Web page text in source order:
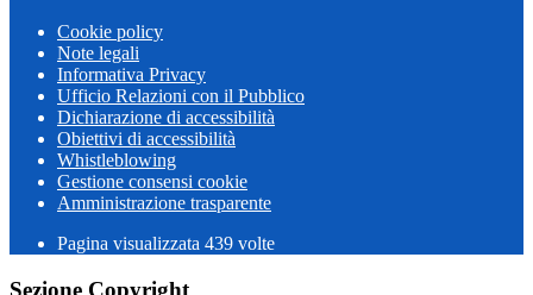
Cookie policy
Note legali
Informativa Privacy
Ufficio Relazioni con il Pubblico
Dichiarazione di accessibilità
Obiettivi di accessibilità
Whistleblowing
Gestione consensi cookie
Amministrazione trasparente
Pagina visualizzata 439 volte
Sezione Copyright